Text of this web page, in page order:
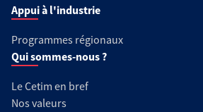
Appui à l'industrie
Programmes régionaux
Qui sommes-nous ?
Le Cetim en bref
Nos valeurs